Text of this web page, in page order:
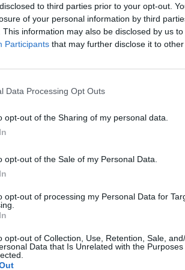
to third parties prior to your opt-out.
of your personal information by third
This information may also be disclosed by us
Participants that may further disclose it to other
Data Processing Opt Outs
opt-out of the Sharing of my personal data.
opt-out of the Sale of my Personal Data.
opt-out of processing my Personal Data for
opt-out of Collection, Use, Retention, Sale,
Data that Is Unrelated with the
un fatto psicologico». A lei
innanzitutto mi faceva piacere...
bene, altre male, il sesso
radio che aveva fatto sesso
«Ovviamente stavo
doppietta alla Juventus (febbraio
4-0) aveva passato la notte con
con giocatori così bravi a
inutili? «Le "scappatelle" del
sempre esistite e continueranno
sono inutili, anzi aguzzano
infedeli. Io i ritiri prepartita li
Per quanto ci si allontani
un cespuglio nei paraggi dietro
Rudy Giuliani a Come
americana